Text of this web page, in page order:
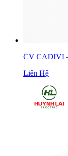
CV CADIVI
Liên Hệ